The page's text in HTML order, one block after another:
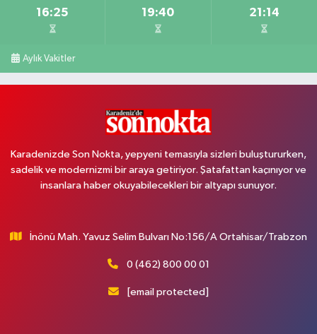
16:25 19:40 21:14
Aylık Vakitler
Karadenizde Son Nokta, yepyeni temasıyla sizleri buluştururken,
sadelik ve modernizmi bir araya getiriyor. Şatafattan kaçınıyor ve
insanlara haber okuyabilecekleri bir altyapı sunuyor.
İnönü Mah. Yavuz Selim Bulvarı No:156/A Ortahisar/Trabzon
0 (462) 800 00 01
[email protected]